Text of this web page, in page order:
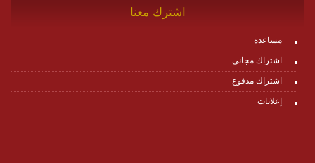
اشترك معنا
مساعدة
اشتراك مجاني
اشتراك مدفوع
إعلانات